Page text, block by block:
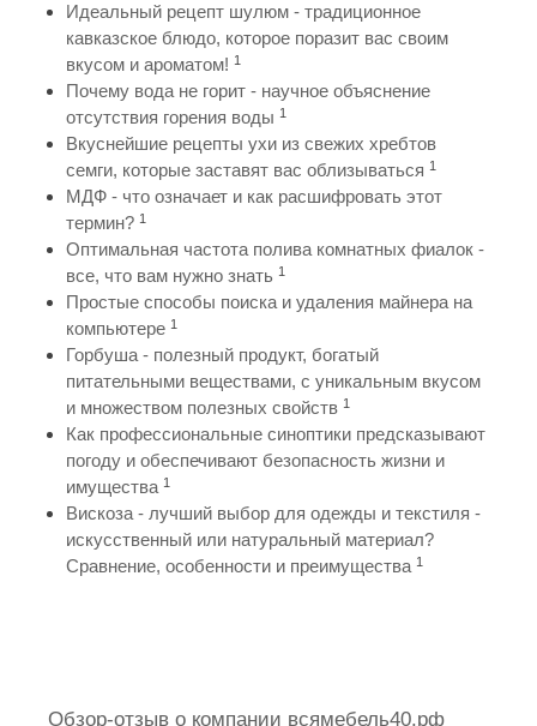
Идеальный рецепт шулюм - традиционное
кавказское блюдо, которое поразит вас своим
вкусом и ароматом! 1
Почему вода не горит - научное объяснение
отсутствия горения воды 1
Вкуснейшие рецепты ухи из свежих хребтов
семги, которые заставят вас облизываться 1
МДФ - что означает и как расшифровать этот
термин? 1
Оптимальная частота полива комнатных фиалок -
все, что вам нужно знать 1
Простые способы поиска и удаления майнера на
компьютере 1
Горбуша - полезный продукт, богатый
питательными веществами, с уникальным вкусом
и множеством полезных свойств 1
Как профессиональные синоптики предсказывают
погоду и обеспечивают безопасность жизни и
имущества 1
Вискоза - лучший выбор для одежды и текстиля -
искусственный или натуральный материал?
Сравнение, особенности и преимущества 1
Обзор-отзыв о компании всямебель40.рф